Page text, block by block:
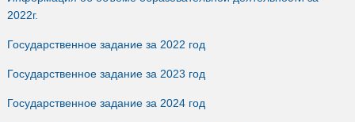
2022г.
Государственное задание за 2022 год
Государственное задание за 2023 год
Государственное задание за 2024 год